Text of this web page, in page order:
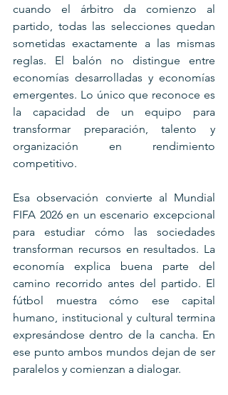
cuando el árbitro da comienzo al
partido, todas las selecciones quedan
sometidas exactamente a las mismas
reglas. El balón no distingue entre
economías desarrolladas y economías
emergentes. Lo único que reconoce es
la capacidad de un equipo para
transformar preparación, talento y
organización en rendimiento
competitivo.
Esa observación convierte al Mundial
FIFA 2026 en un escenario excepcional
para estudiar cómo las sociedades
transforman recursos en resultados. La
economía explica buena parte del
camino recorrido antes del partido. El
fútbol muestra cómo ese capital
humano, institucional y cultural termina
expresándose dentro de la cancha. En
ese punto ambos mundos dejan de ser
paralelos y comienzan a dialogar.